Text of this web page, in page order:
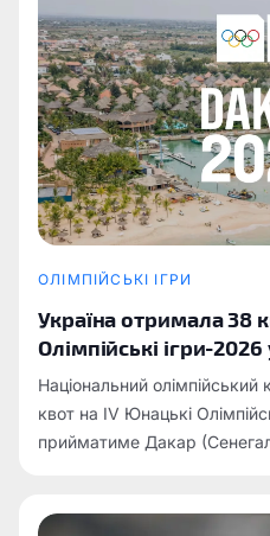
ОЛІМПІЙСЬКІ ІГРИ
Україна отримала 38
Олімпійські ігри-2026
Національний
квот на IV Юнацькі
прийматиме Дакар